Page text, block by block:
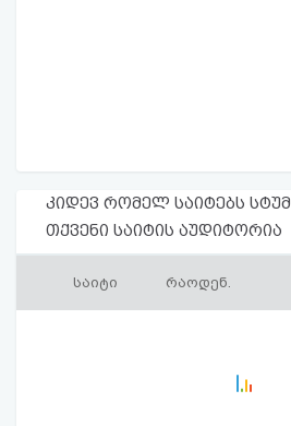
კიდევ რომელ საიტებს
თქვენი საიტის აუდიტორია
საიტი რაოდენ.